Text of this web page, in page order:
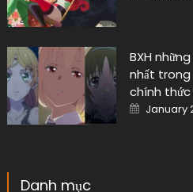
BXH
nhất trong
chính thức
Posted
on
January
Danh mục